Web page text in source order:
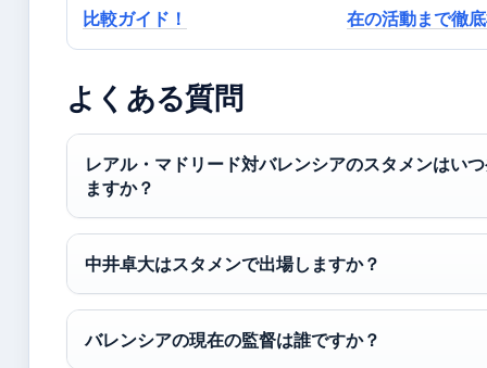
比較ガイド！
在の活動まで徹
よくある質問
レアル・マドリード対バレンシアのスタメンはい
ますか？
中井卓大はスタメンで出場しますか？
バレンシアの現在の監督は誰ですか？